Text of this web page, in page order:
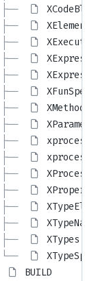
BUILD